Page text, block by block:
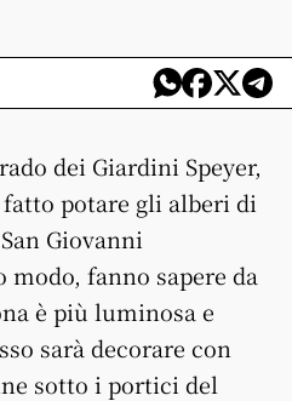
dei Giardini Speyer,
potare gli alberi di
Giovanni
fanno sapere da
è più luminosa e
sarà decorare con
sotto i portici del